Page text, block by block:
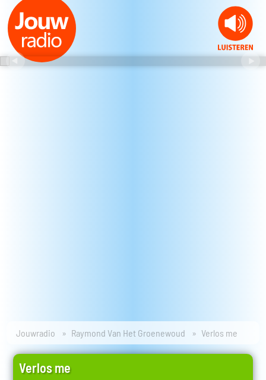
Jouwradio Raymond Van Het Groenewoud Verlos me
Verlos me